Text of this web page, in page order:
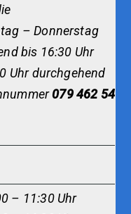
– Donnerstag
bis 16:30 Uhr
Uhr durchgehend
079 462 54
– 11:30 Uhr